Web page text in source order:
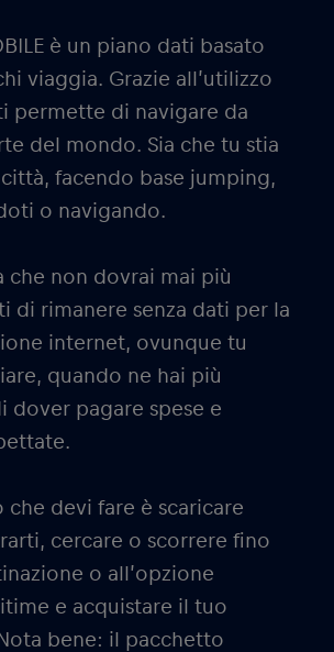
è un piano dati basato
viaggia. Grazie all’utilizzo
permette di navigare da
del mondo. Sia che tu stia
facendo base jumping,
o navigando.
che non dovrai mai più
di rimanere senza dati per la
internet, ovunque tu
quando ne hai più
dover pagare spese e
devi fare è scaricare
cercare o scorrere fino
o all’opzione
e acquistare il tuo
bene: il pacchetto